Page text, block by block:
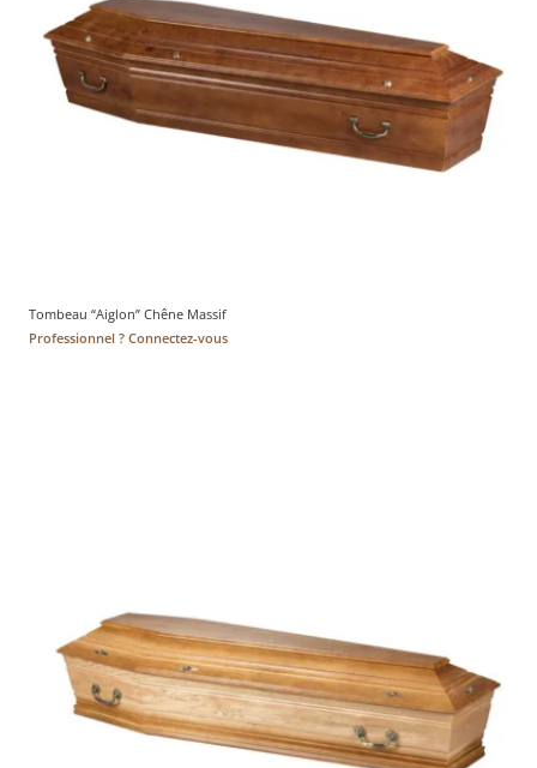
Tombeau “Aiglon” Chêne Massif
Professionnel ? Connectez-vous